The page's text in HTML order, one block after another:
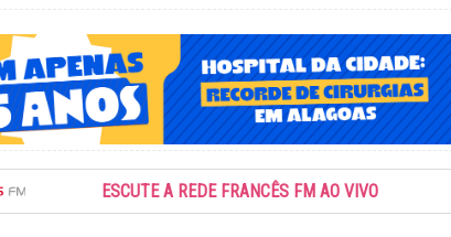
ESCUTE A REDE FRANCÊS FM AO VIVO